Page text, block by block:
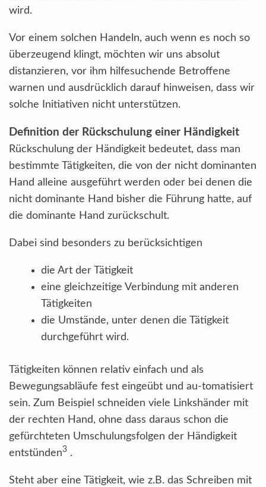
wird.
Vor einem solchen Handeln, auch wenn es noch so
überzeugend klingt, möchten wir uns absolut
distanzieren, vor ihm hilfesuchende Betroffene
warnen und ausdrücklich darauf hinweisen, dass wir
solche Initiativen nicht unterstützen.
Definition der Rückschulung einer Händigkeit
Rückschulung der Händigkeit bedeutet, dass man
bestimmte Tätigkeiten, die von der nicht dominanten
Hand alleine ausgeführt werden oder bei denen die
nicht dominante Hand bisher die Führung hatte, auf
die dominante Hand zurückschult.
Dabei sind besonders zu berücksichtigen
die Art der Tätigkeit
eine gleichzeitige Verbindung mit anderen
Tätigkeiten
die Umstände, unter denen die Tätigkeit
durchgeführt wird.
Tätigkeiten können relativ einfach und als
Bewegungsabläufe fest eingeübt und au-tomatisiert
sein. Zum Beispiel schneiden viele Linkshänder mit
der rechten Hand, ohne dass daraus schon die
gefürchteten Umschulungsfolgen der Händigkeit
entstünden3 .
Steht aber eine Tätigkeit, wie z.B. das Schreiben mit